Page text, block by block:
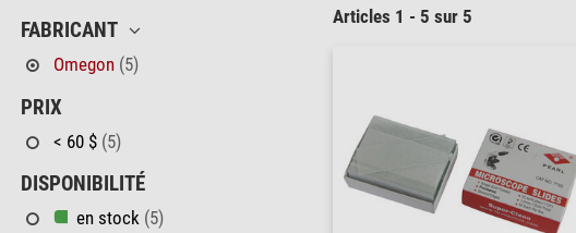
FABRICANT
Omegon (5)
PRIX
< 60 $ (5)
DISPONIBILITÉ
en stock (5)
Articles 1 - 5 sur 5